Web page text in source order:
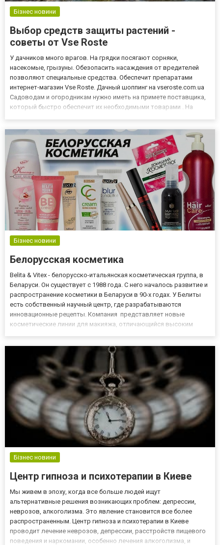
Бізнес новини
Выбор средств защиты растений -
советы от Vse Roste
У дачников много врагов. На грядки посягают сорняки,
насекомые, грызуны. Обезопасить насаждения от вредителей
позволяют специальные средства. Обеспечит препаратами
интернет-магазин Vse Roste. Дачный шоппинг на vseroste.com.ua
Садоводам и огородникам нужно иметь на примете поставщика,
который быстро обеспечит их необходимыми товарами . На
фунгициды....
Бізнес новини
Белорусская косметика
Belita & Vitex - белорусско-итальянская косметическая группа, в
Беларуси. Он существует с 1988 года. С него началось развитие и
распространение косметики в Беларуси в 90-х годах. У Белиты
есть собственный научный центр, где разрабатываются
инновационные рецепты. Компания представляет новые
косметические линии для макияжа, отличающийся высоким
Бізнес новини
Центр гипноза и психотерапии в Киеве
Мы живем в эпоху, когда все больше людей ищут
альтернативные решения возникающих проблем: депрессии,
неврозов, алкоголизма. Это явление становится все более
распространенным. Центр гипноза и психотерапии в Киеве
проводит лечение неврозов, депрессии, расстройств пищевого
поведения и наркомании, особенно лечения алкоголизма, и